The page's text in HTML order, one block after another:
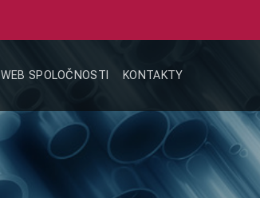
WEB SPOLOČNOSTI KONTAKTY